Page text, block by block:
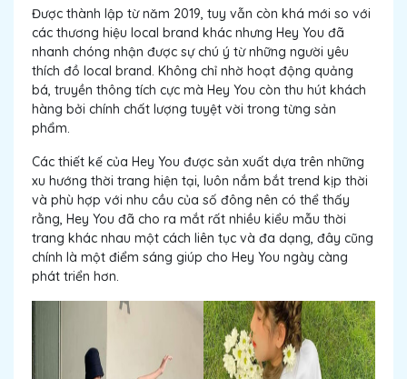
Được thành lập từ năm 2019, tuy vẫn còn khá mới so với
các thương hiệu local brand khác nhưng Hey You đã
nhanh chóng nhận được sự chú ý từ những người yêu
thích đồ local brand. Không chỉ nhờ hoạt động quảng
bá, truyền thông tích cực mà Hey You còn thu hút khách
hàng bởi chính chất lượng tuyệt vời trong từng sản
phẩm.
Các thiết kế của Hey You được sản xuất dựa trên những
xu hướng thời trang hiện tại, luôn nắm bắt trend kịp thời
và phù hợp với nhu cầu của số đông nên có thể thấy
rằng, Hey You đã cho ra mắt rất nhiều kiểu mẫu thời
trang khác nhau một cách liên tục và đa dạng, đây cũng
chính là một điểm sáng giúp cho Hey You ngày càng
phát triển hơn.